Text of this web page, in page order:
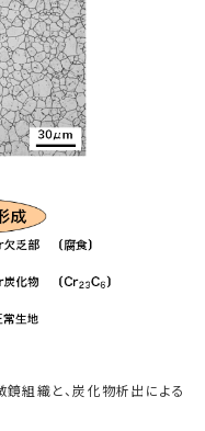
組織と、炭化物析出による